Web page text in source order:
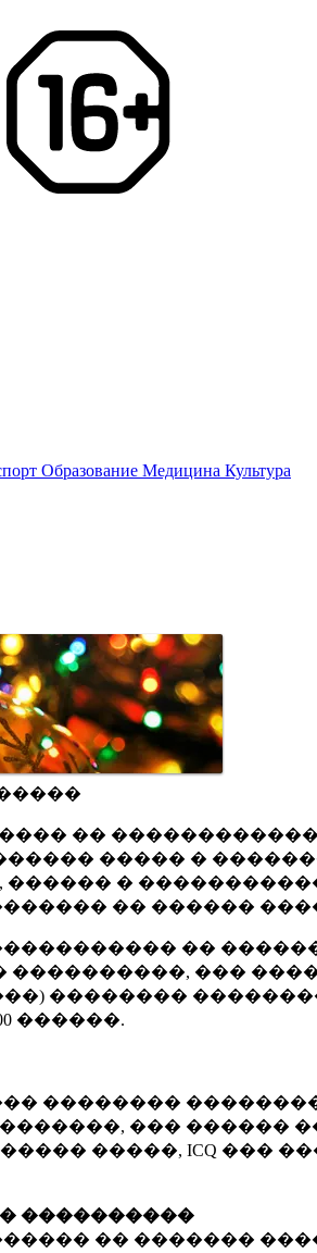
Образование Медицина Культура
��
����� �
�
�� ������
��
���
��������
������.
��������
��� ������
�����, ICQ ���
����������
�� �������